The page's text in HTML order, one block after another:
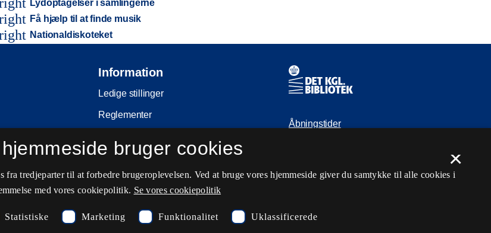
Lydoptagelser i samlingerne
Få hjælp til at finde musik
Nationaldiskoteket
Information
Ledige stillinger
Reglementer
Privatlivs- og persondatapolitik
Tilgængelighedserklæring
Cookieindstillinger
Kontaktinformationer
Åbningstider
×
bruger cookies
tredjeparter til at forbedre brugeroplevelsen. Ved at bruge vores hjemmeside giver du samtykke til alle cookies i
med vores cookiepolitik. Se vores cookiepolitik
Statistiske Marketing Funktionalitet Uklassificerede